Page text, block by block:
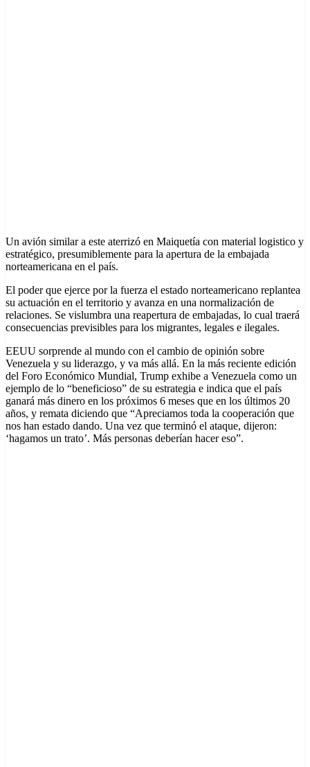
Un avión similar a este aterrizó en Maiquetía con material logistico y
estratégico, presumiblemente para la apertura de la embajada
norteamericana en el país.
El poder que ejerce por la fuerza el estado norteamericano replantea
su actuación en el territorio y avanza en una normalización de
relaciones. Se vislumbra una reapertura de embajadas, lo cual traerá
consecuencias previsibles para los migrantes, legales e ilegales.
EEUU sorprende al mundo con el cambio de opinión sobre
Venezuela y su liderazgo, y va más allá. En la más reciente edición
del Foro Económico Mundial, Trump exhibe a Venezuela como un
ejemplo de lo “beneficioso” de su estrategia e indica que el país
ganará más dinero en los próximos 6 meses que en los últimos 20
años, y remata diciendo que “Apreciamos toda la cooperación que
nos han estado dando. Una vez que terminó el ataque, dijeron:
‘hagamos un trato’. Más personas deberían hacer eso”.